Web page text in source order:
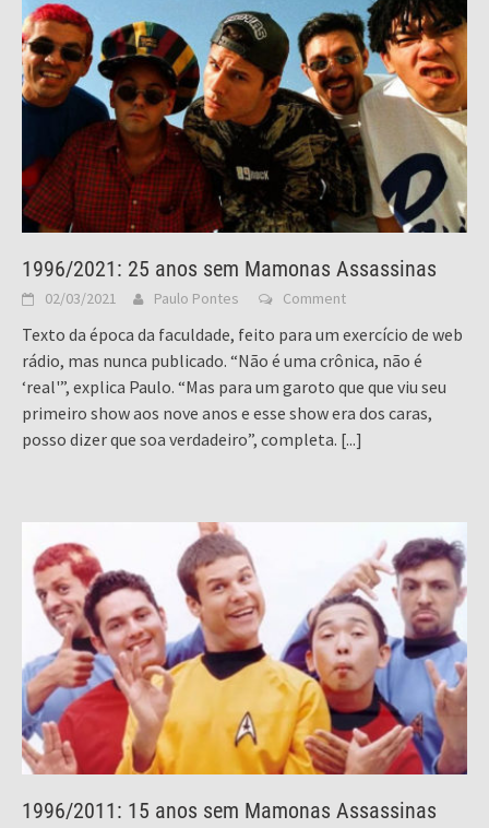
1996/2021: 25 anos sem Mamonas Assassinas
02/03/2021 Paulo Pontes Comment
Texto da época da faculdade, feito para um exercício de web
rádio, mas nunca publicado. “Não é uma crônica, não é
‘real'”, explica Paulo. “Mas para um garoto que que viu seu
primeiro show aos nove anos e esse show era dos caras,
posso dizer que soa verdadeiro”, completa. [...]
1996/2011: 15 anos sem Mamonas Assassinas